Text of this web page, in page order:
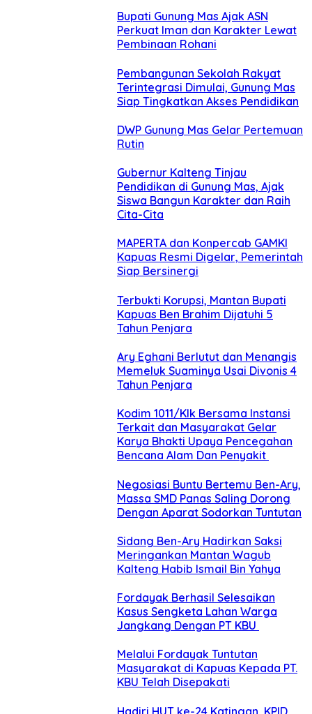
Bupati Gunung Mas Ajak ASN
Perkuat Iman dan Karakter Lewat
Pembinaan Rohani
Pembangunan Sekolah Rakyat
Terintegrasi Dimulai, Gunung Mas
Siap Tingkatkan Akses Pendidikan
DWP Gunung Mas Gelar Pertemuan
Rutin
Gubernur Kalteng Tinjau
Pendidikan di Gunung Mas, Ajak
Siswa Bangun Karakter dan Raih
Cita-Cita
MAPERTA dan Konpercab GAMKI
Kapuas Resmi Digelar, Pemerintah
Siap Bersinergi
Terbukti Korupsi, Mantan Bupati
Kapuas Ben Brahim Dijatuhi 5
Tahun Penjara
Ary Eghani Berlutut dan Menangis
Memeluk Suaminya Usai Divonis 4
Tahun Penjara
Kodim 1011/Klk Bersama Instansi
Terkait dan Masyarakat Gelar
Karya Bhakti Upaya Pencegahan
Bencana Alam Dan Penyakit
Negosiasi Buntu Bertemu Ben-Ary,
Massa SMD Panas Saling Dorong
Dengan Aparat Sodorkan Tuntutan
Sidang Ben-Ary Hadirkan Saksi
Meringankan Mantan Wagub
Kalteng Habib Ismail Bin Yahya
Fordayak Berhasil Selesaikan
Kasus Sengketa Lahan Warga
Jangkang Dengan PT KBU
Melalui Fordayak Tuntutan
Masyarakat di Kapuas Kepada PT.
KBU Telah Disepakati
Hadiri HUT ke-24 Katingan, KPID